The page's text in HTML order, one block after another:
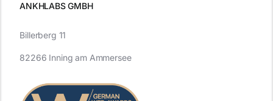
ANKHLABS GMBH
Billerberg 11
82266 Inning am Ammersee